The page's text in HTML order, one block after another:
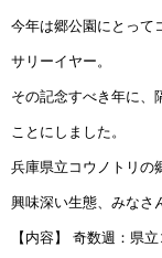
今年は郷公園にとって
サリーイヤー。
その記念すべき年に、
ことにしました。
兵庫県立コウノトリの
興味深い生態、みなさ
【内容】 奇数週：県